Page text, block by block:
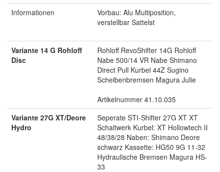
Informationen
Vorbau: Alu Multiposition,
verstellbar Sattelst
Variante 14 G Rohloff
Disc
Rohloff RevoShifter 14G Rohloff
Nabe 500/14 VR Nabe Shimano
Direct Pull Kurbel 44Z Sugino
Scheibenbremsen Magura Julie
Artikelnummer 41.10.035
Variante 27G XT/Deore
Hydro
Seperate STI-Shifter 27G XT XT
Schaltwerk Kurbel: XT Hollowtech II
48/38/28 Naben: Shimano Deore
schwarz Kassette: HG50 9G 11-32
Hydraulische Bremsen Magura HS-
33